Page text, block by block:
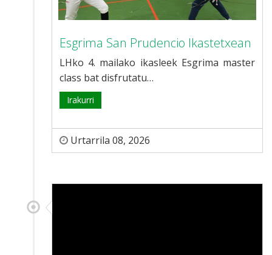
Esgrima San Prudencio Ikastetxean
LHko 4. mailako ikasleek Esgrima master
class bat disfrutatu…
Irakurri
Urtarrila 08, 2026